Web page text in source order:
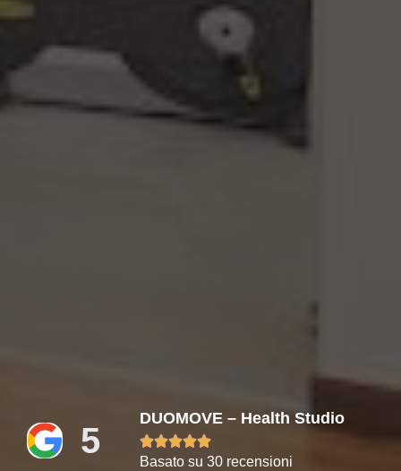
5
DUOMOVE – Health Studio

Basato su 30 recensioni